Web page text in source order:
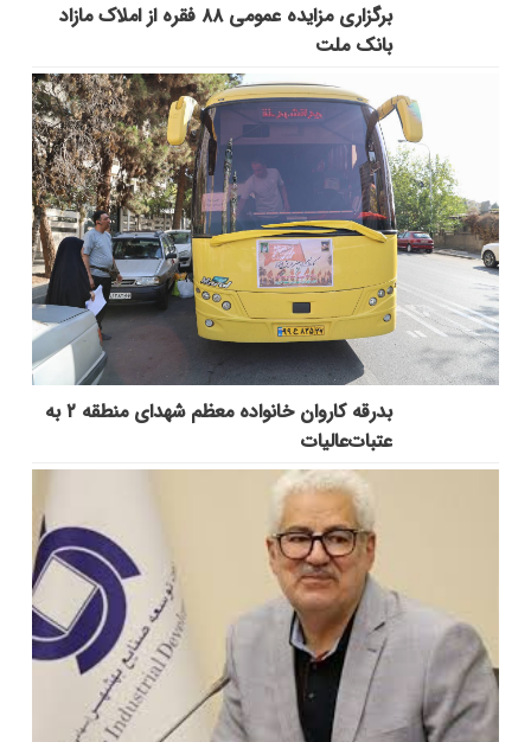
برگزاری مزایده عمومی ۸۸ فقره از املاک مازاد
بانک ملت
بدرقه کاروان خانواده معظم شهدای منطقه ۲ به
عتبات‌عالیات